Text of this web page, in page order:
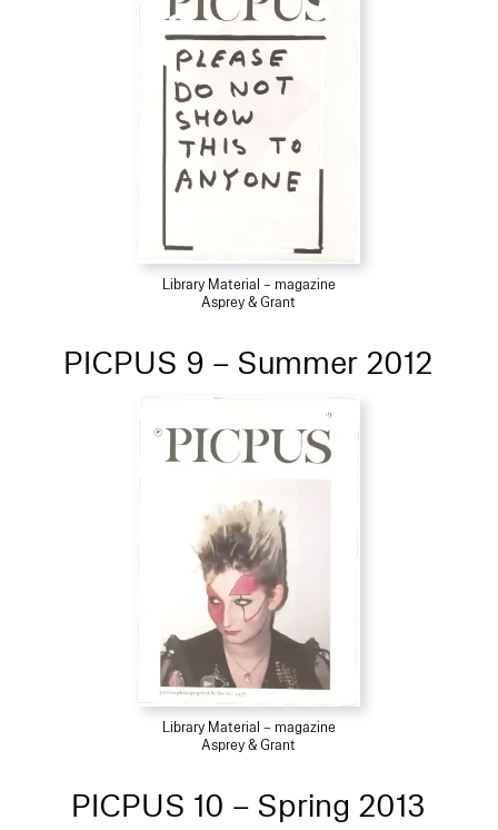
Library Material – magazine
Asprey & Grant
PICPUS 9 – Summer 2012
Library Material – magazine
Asprey & Grant
PICPUS 10 – Spring 2013